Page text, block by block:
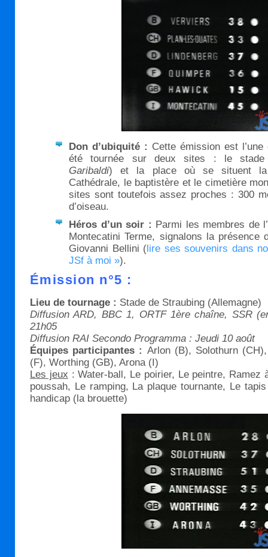
Don d’ubiquité : Cette émission est
été tournée sur deux sites : le stade
Garibaldi) et la place où se situent la
Cathédrale, le baptistère et le cimetière
sites sont toutefois assez proches : 300
d’oiseau.
Héros d’un soir : Parmi les membres de
Montecatini Terme, signalons la présence
Giovanni Bellini (lire ses souvenirs dans
JSf à moi »).
Émission n°5 :
Lieu de tournage : Stade de Straubing (Allemagne)
Diffusion ARD, BBC 1, ORTF 1ère chaîne, SSR
21h05
Diffusion RAI Secondo Programma : Jeudi 10 août
Équipes participantes : Arlon (B), Solothurn
(F), Worthing (GB), Arona (I)
Les jeux : Water-ball, Le poirier, Le peintre, Ramez
poussah, Le ramping, La plaque tournante, Le
handicap (la brouette)